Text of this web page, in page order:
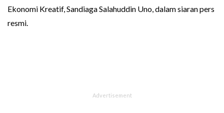
Ekonomi Kreatif, Sandiaga Salahuddin Uno, dalam siaran pers
resmi.